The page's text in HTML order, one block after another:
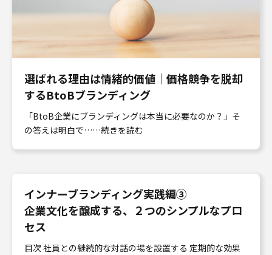
選ばれる理由は情緒的価値｜価格競争を脱却
するBtoBブランディング
「BtoB企業にブランディングは本当に必要なのか？」そ
の答えは明白で……続きを読む
インナーブランディング実践編③
企業文化を醸成する、２つのシンプルなプロ
セス
目次 社員との継続的な対話の場を設置する 定期的な効果